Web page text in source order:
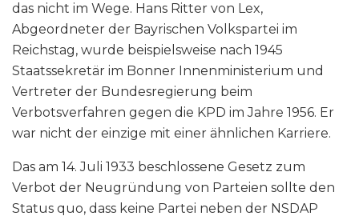
das nicht im Wege. Hans Ritter von Lex,
Abgeordneter der Bayrischen Volkspartei im
Reichstag, wurde beispielsweise nach 1945
Staatssekretär im Bonner Innenministerium und
Vertreter der Bundesregierung beim
Verbotsverfahren gegen die KPD im Jahre 1956. Er
war nicht der einzige mit einer ähnlichen Karriere.
Das am 14. Juli 1933 beschlossene Gesetz zum
Verbot der Neugründung von Parteien sollte den
Status quo, dass keine Partei neben der NSDAP